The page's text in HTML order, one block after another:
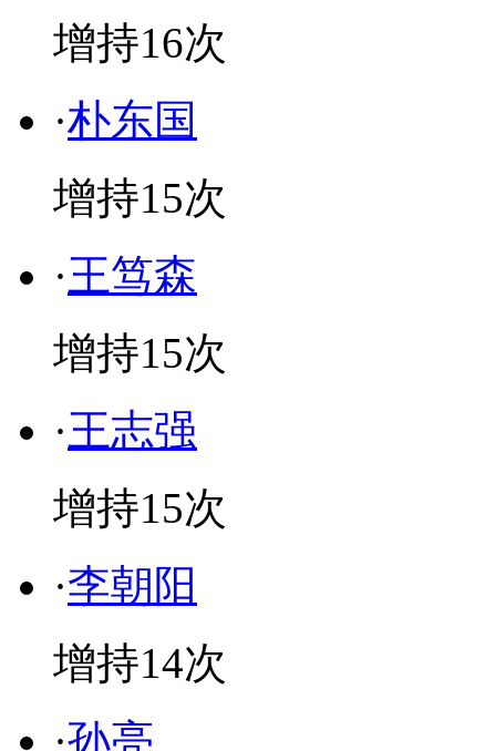
增持16次
·朴东国
增持15次
·王笃森
增持15次
·王志强
增持15次
·李朝阳
增持14次
·孙亮